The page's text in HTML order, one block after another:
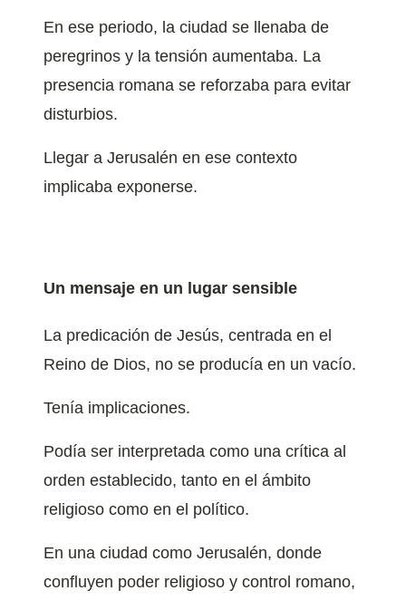
En ese periodo, la ciudad se llenaba de
peregrinos y la tensión aumentaba. La
presencia romana se reforzaba para evitar
disturbios.
Llegar a Jerusalén en ese contexto
implicaba exponerse.
Un mensaje en un lugar sensible
La predicación de Jesús, centrada en el
Reino de Dios, no se producía en un vacío.
Tenía implicaciones.
Podía ser interpretada como una crítica al
orden establecido, tanto en el ámbito
religioso como en el político.
En una ciudad como Jerusalén, donde
confluyen poder religioso y control romano,